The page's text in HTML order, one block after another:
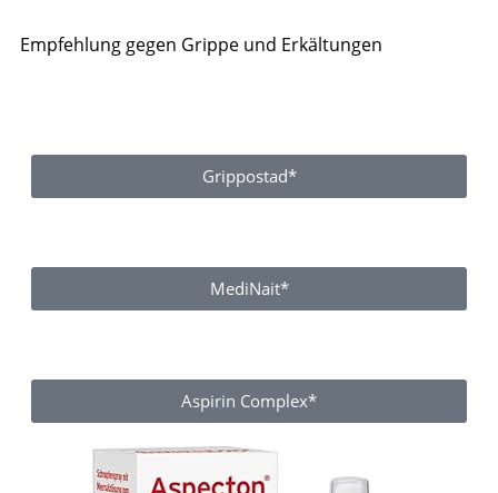
Empfehlung gegen Grippe und Erkältungen
Grippostad*
MediNait*
Aspirin Complex*